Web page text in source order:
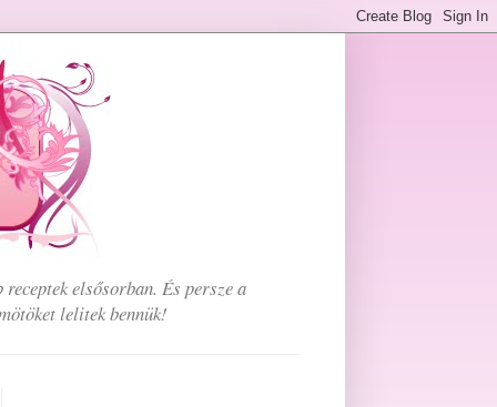
elsősorban. És persze a
lelitek bennük!